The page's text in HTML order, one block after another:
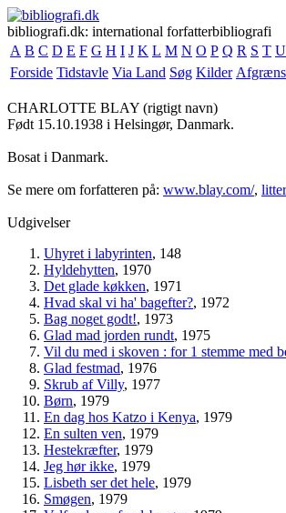
bibliografi.dk: international forfatterbibliografi
A B C D E F G H I J K L M N O P Q R S T U
Forside Tidstavle Via Land Søg Kilder
CHARLOTTE BLAY (rigtigt navn)
Født 15.10.1938 i Helsingør, Danmark.
Bosat i Danmark.
Se mere om forfatteren på: www.blay.com/,
Udgivelser
Uhyret i labyrinten, 148
Hyldehytten, 1970
Det glade køkken, 1971
Hvad skal vi ha' bagefter?, 1972
Bag noget godt!, 1973
Glad mad jorden rundt, 1975
Vil du med i skoven : for 1 stemme med
Glad festmad, 1976
Skrub af Villy, 1977
Børn, 1979
En dag hos Katzo i Kenya, 1979
En sulten ven, 1979
Hestekræfter, 1979
Jeg hør ikke, 1979
Lisbeth ser det hele, 1979
Smøgen, 1979